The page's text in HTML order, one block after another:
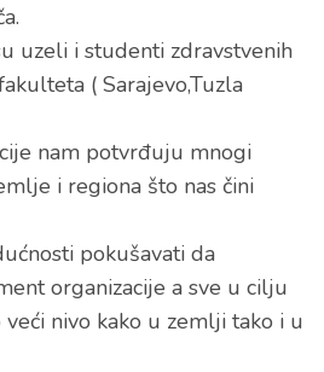
uzeli i studenti zdravstvenih
( Sarajevo,Tuzla
nam potvrđuju mnogi
i regiona što nas čini
pokušavati da
organizacije a sve u cilju
nivo kako u zemlji tako i u